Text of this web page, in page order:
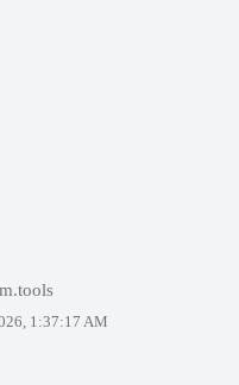
1:37:17 AM